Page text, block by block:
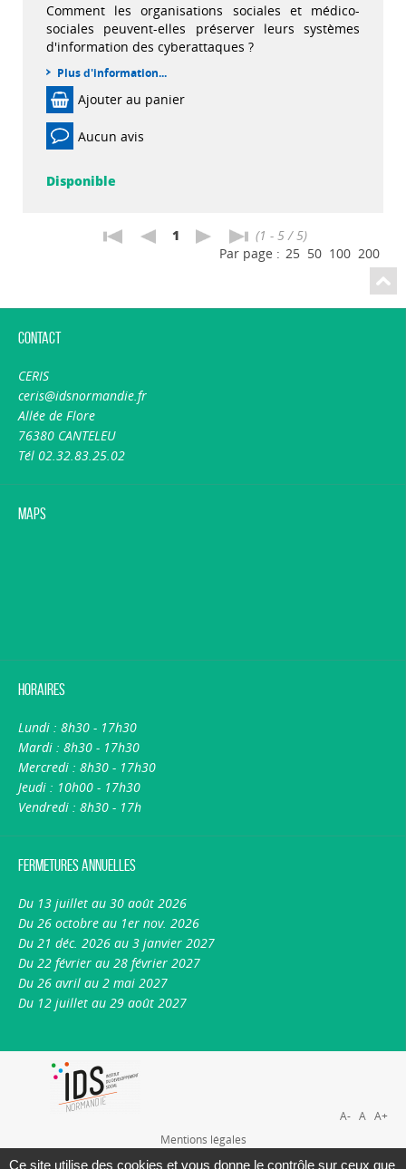
Comment les organisations sociales et médico-
sociales peuvent-elles préserver leurs systèmes
d'information des cyberattaques ?
Plus d'information...
Ajouter au panier
Aucun avis
Disponible
1
(1 - 5 / 5)
Par page : 25 50 100 200
Contact
CERIS
ceris@idsnormandie.fr
Allée de Flore
76380 CANTELEU
Tél 02.32.83.25.02
Maps
Horaires
Lundi : 8h30 - 17h30
Mardi : 8h30 - 17h30
Mercredi : 8h30 - 17h30
Jeudi : 10h00 - 17h30
Vendredi : 8h30 - 17h
Fermetures annuelles
Du 13 juillet au 30 août 2026
Du 26 octobre au 1er nov. 2026
Du 21 déc. 2026 au 3 janvier 2027
Du 22 février au 28 février 2027
Du 26 avril au 2 mai 2027
Du 12 juillet au 29 août 2027
Mentions légales
Plan du site
A- A A+
Ce site utilise des cookies et vous donne le contrôle sur ceux que